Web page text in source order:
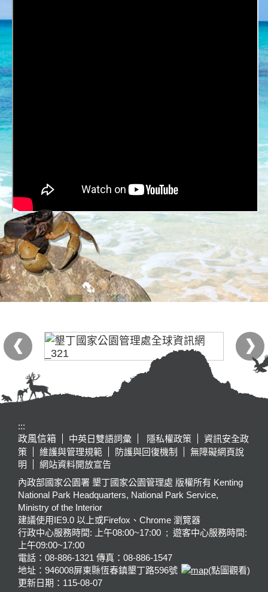
:::
政風信箱
中英日雙語詞彙 隱私權政策
資訊安全政
策
維護與管理規範 防護與回復機制
無障礙網頁說
明
網站資料開放宣告
內政部國家公園署 墾丁國家公園管理處 版權所有 Kenting
National Park Headquarters, National Park Service,
Ministry of the Interior
建議使用IE9.0 以上或Firefox、Chrome 瀏覽器
行政中心服務時間: 上午08:00~17:00 ; 遊客中心服務時間:
上午09:00~17:00
電話：08-886-1321 傳真：08-886-1547
地址：946008屏東縣恆春鎮墾丁路596號
(點圖觀看)
更新日期： 115-08-07